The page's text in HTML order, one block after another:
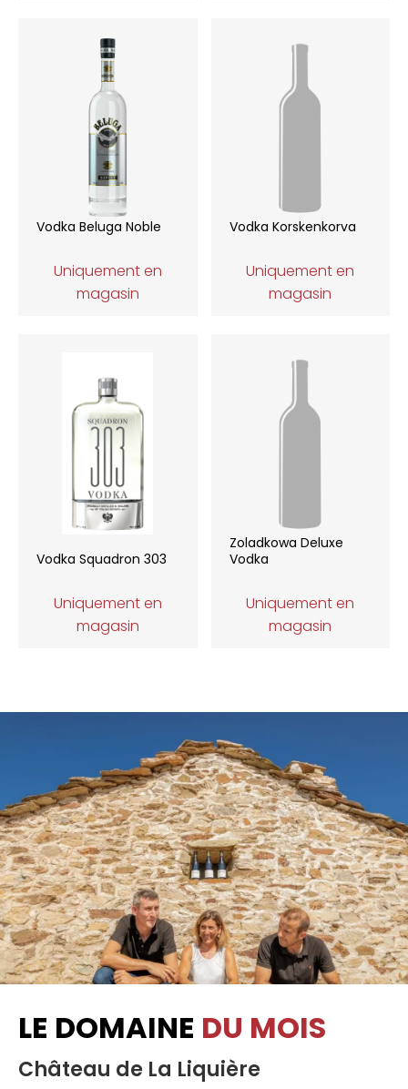
Vodka Beluga Noble
Uniquement en
magasin
Vodka Korskenkorva
Uniquement en
magasin
Vodka Squadron 303
Uniquement en
magasin
Zoladkowa Deluxe
Vodka
Uniquement en
magasin
LE DOMAINE DU MOIS
Château de La Liquière